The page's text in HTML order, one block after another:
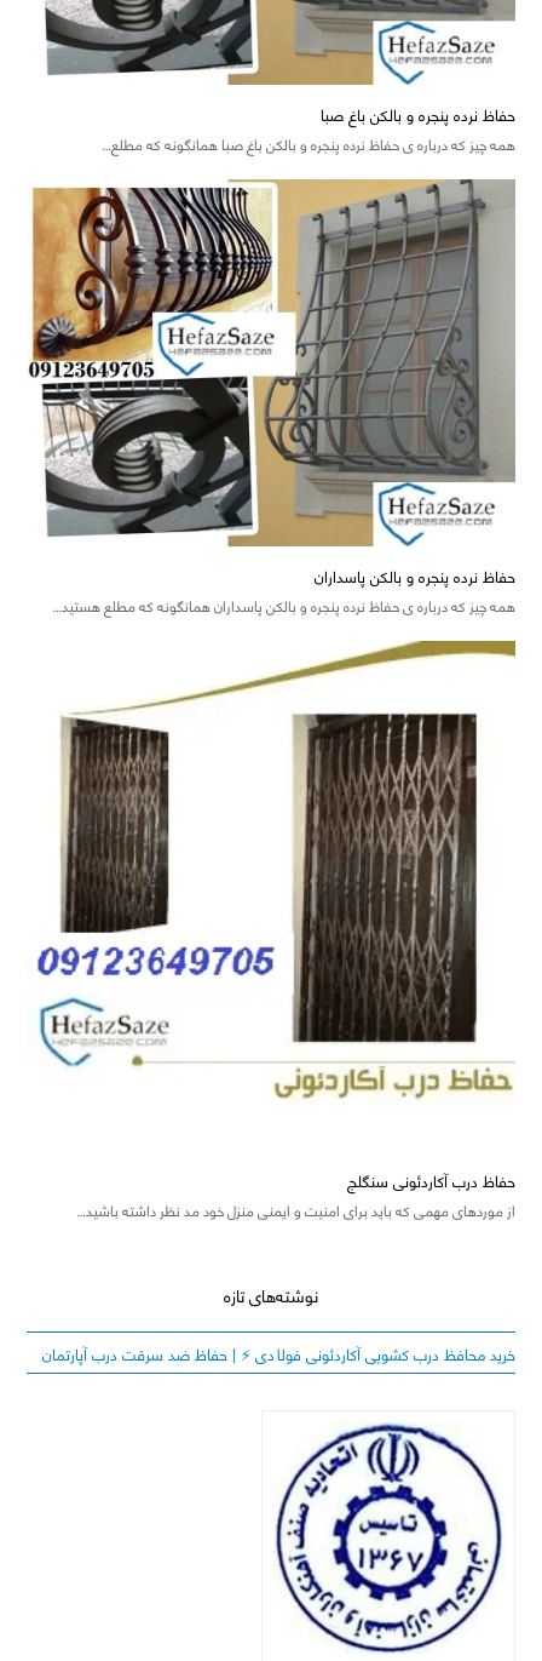
حفاظ نرده پنجره و بالکن باغ صبا
همه چیز که درباره ی حفاظ نرده پنجره و بالکن باغ صبا همانگونه که مطلع…
حفاظ نرده پنجره و بالکن پاسداران
همه چیز که درباره ی حفاظ نرده پنجره و بالکن پاسداران همانگونه که مطلع هستید…
حفاظ درب آکاردئونی سنگلج
از موردهای مهمی که باید برای امنیت و ایمنی منزل خود مد نظر داشته باشید…
نوشته‌های تازه
خرید محافظ درب کشویی آکاردئونی فولادی ⚡️ | حفاظ ضد سرقت درب آپارتمان